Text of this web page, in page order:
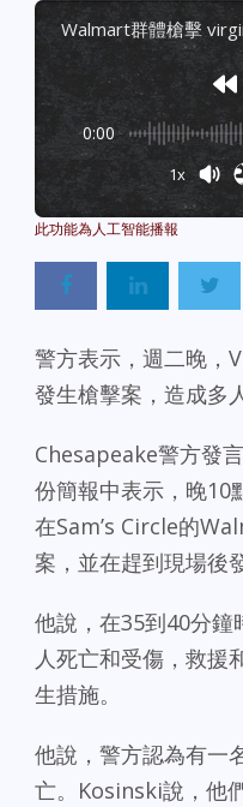
walmart群體槍擊
0:00
1x
警方表示，週二晚
發生槍擊案，造成多
Chesapeake警方發
份簡報中表示，晚10
在Sam’s Circle的
案，並在趕到現場後
他說，在35到40分鐘
人死亡和受傷，救援
生措施。
他說，警方認為有一
亡。Kosinski說，他